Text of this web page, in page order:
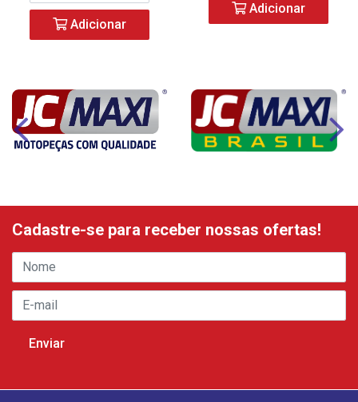
Adicionar
Adicionar
Cadastre-se para receber nossas ofertas!